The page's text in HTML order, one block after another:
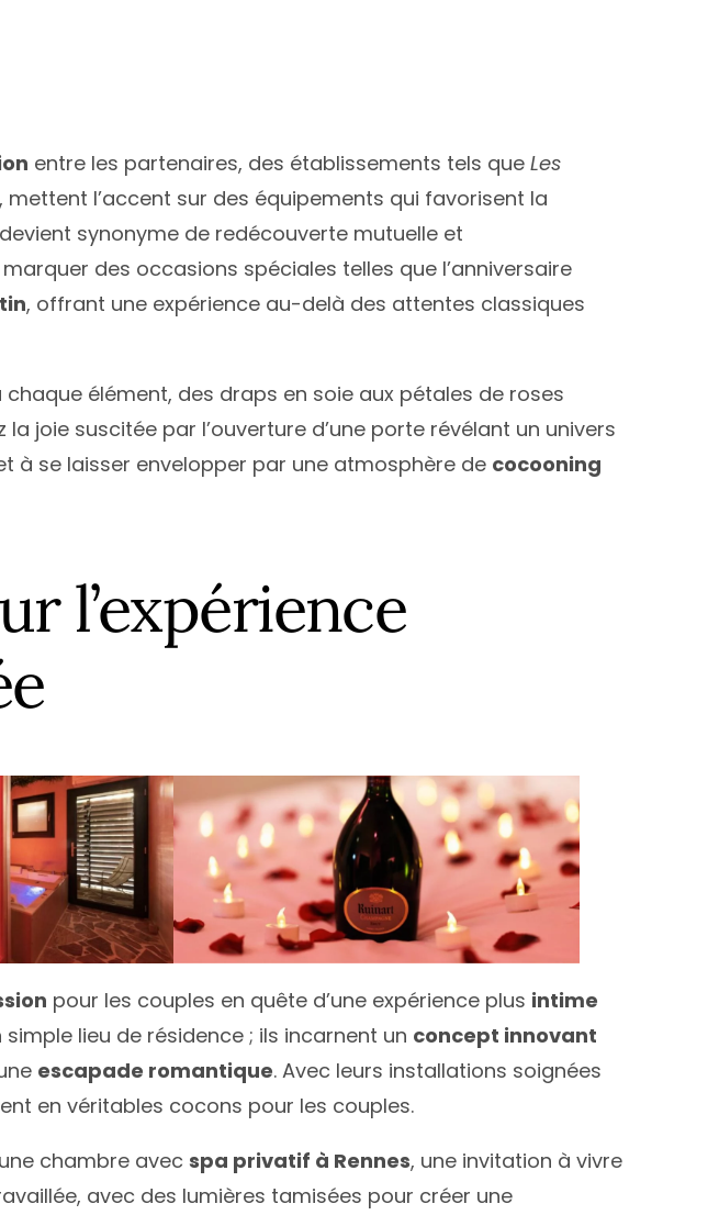
entre les partenaires, des établissements tels queLes
, mettent l’accent sur des équipements qui favorisent la
devient synonyme de redécouverte mutuelle et
des occasions spéciales telles que l’anniversaire
, offrant une expérience au-delà des attentes classiques
chaque élément, des draps en soie aux pétales de roses
joie suscitée par l’ouverture d’une porte révélant un univers
à se laisser envelopper par une atmosphère de cocooning
l’expérience
pour les couples en quête d’une expérience plus intime
lieu de résidence ; ils incarnent un concept innovant
escapade romantique. Avec leurs installations soignées
en véritables cocons pour les couples.
chambre avecspa privatif à Rennes, une invitation à vivre
avec des lumières tamisées pour créer une